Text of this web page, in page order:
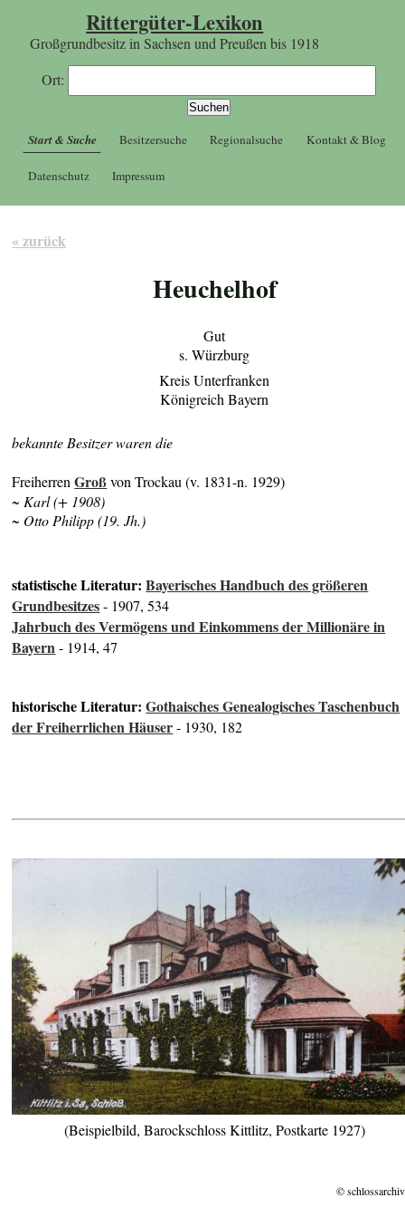
Rittergüter-Lexikon
Großgrundbesitz in Sachsen und Preußen bis 1918
Ort:
Start & Suche Besitzersuche Regionalsuche Kontakt & Blog
Datenschutz Impressum
« zurück
Heuchelhof
Gut
s. Würzburg
Kreis Unterfranken
Königreich Bayern
bekannte Besitzer waren die
FreiherrenGroßvon Trockau (v. 1831-n. 1929)
~ Karl (+ 1908)
~ Otto Philipp (19. Jh.)
statistische Literatur:Bayerisches Handbuch des größeren
Grundbesitzes- 1907, 534
Jahrbuch des Vermögens und Einkommens der Millionäre in
Bayern- 1914, 47
historische Literatur:Gothaisches Genealogisches Taschenbuch
der Freiherrlichen Häuser- 1930, 182
(Beispielbild, Barockschloss Kittlitz, Postkarte 1927)
©